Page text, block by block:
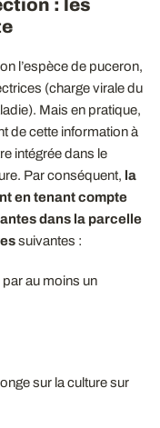
: les
l’espèce de puceron,
(charge virale du
Mais en pratique,
de cette information à
intégrée dans le
Par conséquent, la
en tenant compte
dans la parcelle
suivantes :
au moins un
sur la culture sur